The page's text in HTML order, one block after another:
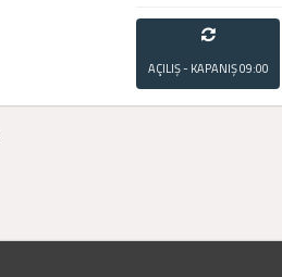
AÇILIŞ - KAPANIŞ09:00
- 21:00